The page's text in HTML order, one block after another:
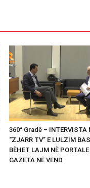
360° Gradë – INTERVISTA
“ZJARR TV” E LULZIM
BËHET LAJM NË
GAZETA NË VEND